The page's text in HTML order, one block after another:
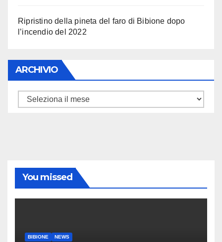
Ripristino della pineta del faro di Bibione dopo
l’incendio del 2022
ARCHIVIO
ARCHIVIO
You missed
BIBIONE NEWS